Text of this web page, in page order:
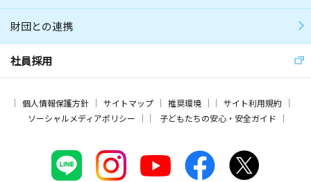
財団との連携
社員採用
個人情報保護方針 サイトマップ 推奨環境
サイト利用規約
ソーシャルメディアポリシー
子どもたちの安心・安全ガイド